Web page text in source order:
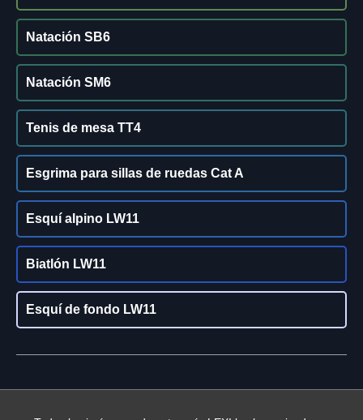
Natación SB6
Natación SM6
Tenis de mesa TT4
Esgrima para sillas de ruedas Cat A
Esquí alpino LW11
Biatlón LW11
Esquí de fondo LW11